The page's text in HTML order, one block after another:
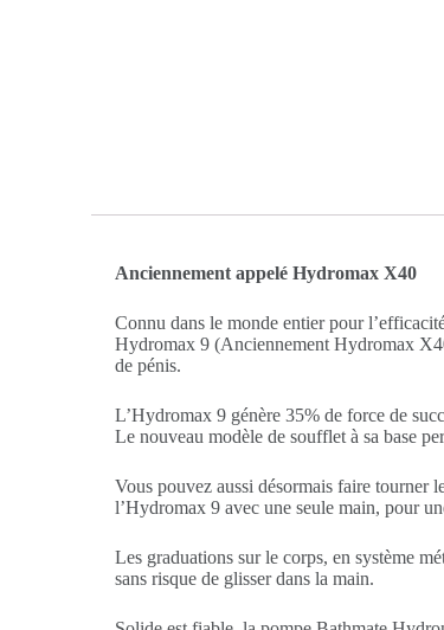
Anciennement appelé Hydromax X40
Connu dans le monde entier pour
Hydromax 9 (Anciennement Hydromax
de pénis.
L’Hydromax 9 génère 35% de force de
Le nouveau modèle de soufflet à sa base
Vous pouvez aussi désormais faire tourner
l’Hydromax 9 avec une seule main, pour
Les graduations sur le corps, en système
sans risque de glisser dans la main.